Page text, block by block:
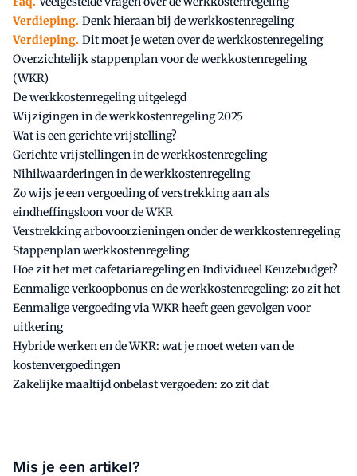
Verdieping. Denk hieraan bij de werkkostenregeling
Verdieping. Dit moet je weten over de werkkostenregeling
Overzichtelijk stappenplan voor de werkkostenregeling
(WKR)
De werkkostenregeling uitgelegd
Wijzigingen in de werkkostenregeling 2025
Wat is een gerichte vrijstelling?
Gerichte vrijstellingen in de werkkostenregeling
Nihilwaarderingen in de werkkostenregeling
Zo wijs je een vergoeding of verstrekking aan als
eindheffingsloon voor de WKR
Verstrekking arbovoorzieningen onder de werkkostenregeling
Stappenplan werkkostenregeling
Hoe zit het met cafetariaregeling en Individueel Keuzebudget?
Eenmalige verkoopbonus en de werkkostenregeling: zo zit het
Eenmalige vergoeding via WKR heeft geen gevolgen voor
uitkering
Hybride werken en de WKR: wat je moet weten van de
kostenvergoedingen
Zakelijke maaltijd onbelast vergoeden: zo zit dat
Mis je een artikel?